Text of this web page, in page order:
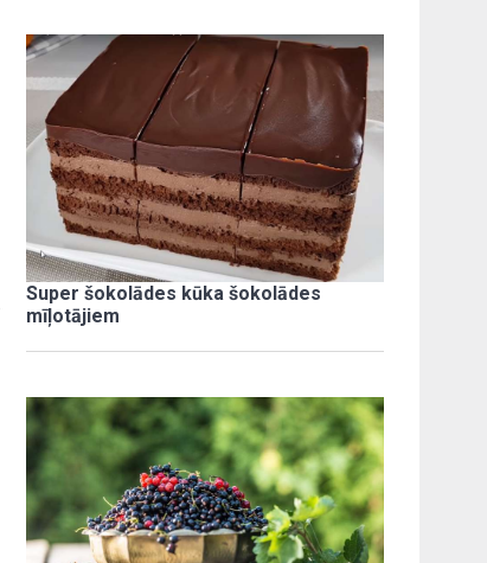
Super šokolādes kūka šokolādes
mīļotājiem